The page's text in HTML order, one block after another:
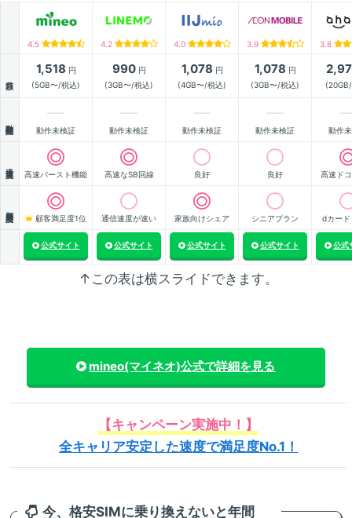
4.5 4.2 4.0 3.9 3.8
1,518 円
(5GB〜/税込)
990円
(3GB〜/税込)
1,078 円
(4GB〜/税込)
1,078 円
(3GB〜/税込)
動作未検証 動作未検証 動作未検証 動作未検証 動作
高速バースト機能 高速なSB回線 良好 良好 高速ド
顧客満足度1位 通信速度が速い 家族向けシェア シニアプラン dカード
公式サイト 公式サイト 公式サイト 公式サイト 公式
↑この表は横スライドできます。
mineo(マイネオ)公式で詳細を見る
【キャンペーン実施中！】
全キャリア安定した速度で満足度No.1！
今、格安SIMに乗り換えないと年間